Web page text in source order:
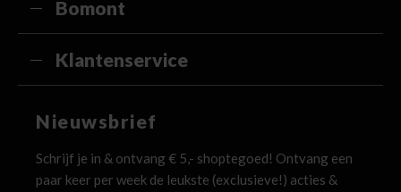
Bomont
Klantenservice
Nieuwsbrief
Schrijf je in & ontvang € 5,- shoptegoed! Ontvang een
paar keer per week de leukste (exclusieve!) acties &